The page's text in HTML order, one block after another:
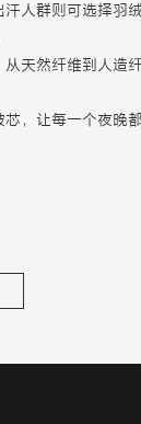
人群则可选择羽
天然纤维到人造
，让每一个夜晚